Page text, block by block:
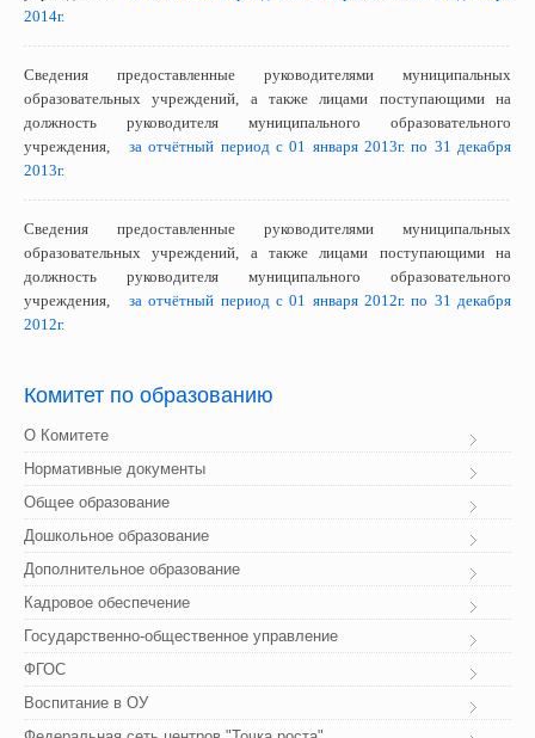
2014г.
Сведения предоставленные руководителями муниципальных
образовательных учреждений, а также лицами поступающими на
должность руководителя муниципального образовательного
учреждения, за отчётный период с 01 января 2013г. по 31 декабря
2013г.
Сведения предоставленные руководителями муниципальных
образовательных учреждений, а также лицами поступающими на
должность руководителя муниципального образовательного
учреждения, за отчётный период с 01 января 2012г. по 31 декабря
2012г.
Комитет по образованию
О Комитете
Нормативные документы
Общее образование
Дошкольное образование
Дополнительное образование
Кадровое обеспечение
Государственно-общественное управление
ФГОС
Воспитание в ОУ